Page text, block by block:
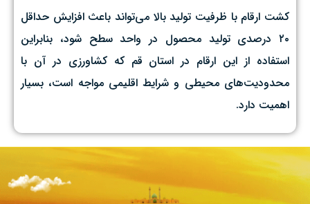
کشت ارقام با ظرفیت تولید بالا می‌تواند باعث افزایش حداقل
۲۰ درصدی تولید محصول در واحد سطح شود، بنابراین
استفاده از این ارقام در استان قم که کشاورزی در آن با
محدودیت‌های محیطی و شرایط اقلیمی مواجه است، بسیار
اهمیت دارد.